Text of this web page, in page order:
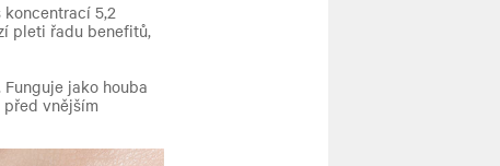
koncentrací 5,2
pleti řadu benefitů,
jako houba
vnějším